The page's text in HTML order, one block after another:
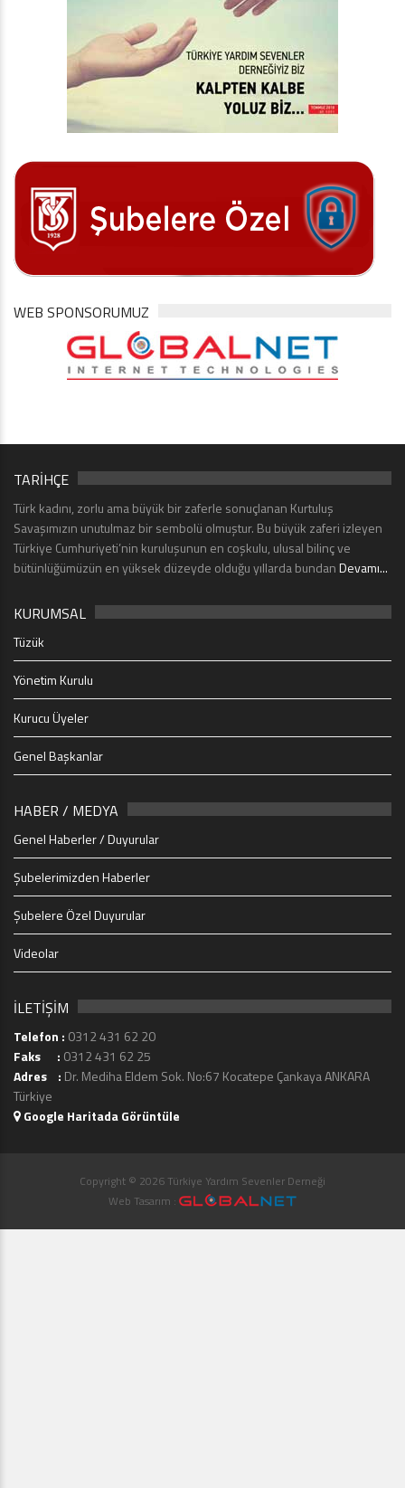
WEB SPONSORUMUZ
TARİHÇE
Türk kadını, zorlu ama büyük bir zaferle sonuçlanan Kurtuluş
Savaşımızın unutulmaz bir sembolü olmuştur. Bu büyük zaferi izleyen
Türkiye Cumhuriyeti’nin kuruluşunun en coşkulu, ulusal bilinç ve
bütünlüğümüzün en yüksek düzeyde olduğu yıllarda bundanDevamı...
KURUMSAL
Tüzük
Yönetim Kurulu
Kurucu Üyeler
Genel Başkanlar
HABER / MEDYA
Genel Haberler / Duyurular
Şubelerimizden Haberler
Şubelere Özel Duyurular
Videolar
İLETİŞİM
Telefon : 0312 431 62 20
Faks : 0312 431 62 25
Adres : Dr. Mediha Eldem Sok. No:67 Kocatepe Çankaya ANKARA
Türkiye
Google Haritada Görüntüle
Copyright © 2026 Türkiye Yardım Sevenler Derneği
Web Tasarım :